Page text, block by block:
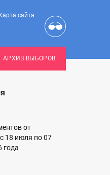
Карта сайта
АРХИВ ВЫБОРОВ
от
18 июля по 07
года